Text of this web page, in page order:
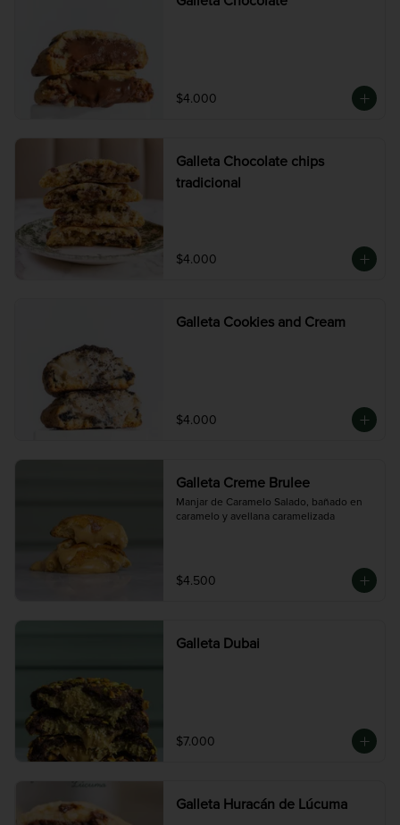
$4.000
Galleta Chocolate chips
tradicional
$4.000
Galleta Cookies and Cream
$4.000
Galleta Creme Brulee
Manjar de Caramelo Salado, bañado en
caramelo y avellana caramelizada
$4.500
Galleta Dubai
$7.000
Galleta Huracán de Lúcuma